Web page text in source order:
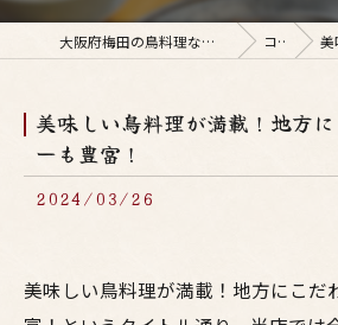
大阪府梅田の鳥料理なら釜焼鳥本舗おやひなや 梅田店 コラム 美味
美味しい鳥料理が満載！地方
ーも豊富！
2024/03/26
美味しい鳥料理が満載！地方にこだ